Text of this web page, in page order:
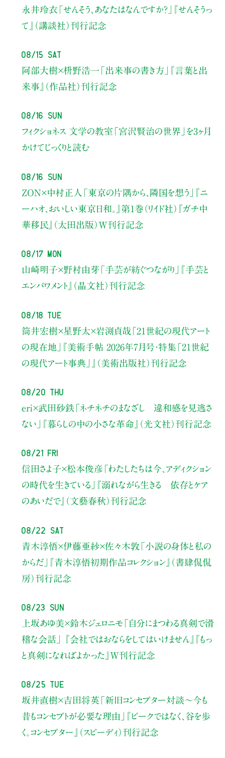
永井玲衣 「せんそう、あなたはなんですか？」
『せんそうっ
て』（講談社）刊行記念
08/15 Sat
阿部大樹×枡野浩一 「出来事の書き方」
『言葉と出
来事』（作品社）刊行記念
08/16 Sun
フィクショネス 文学の教室 「宮沢賢治の世界」を3ヶ月
かけてじっくりと読む
08/16 Sun
ZON×中村正人 「東京の片隅から、隣国を想う」
『ニ
ーハオ、おいしい東京日和。』第1巻（リイド社） 『ガチ中
華移民』（太田出版）W刊行記念
08/17 Mon
山崎明子×野村由芽 「手芸が紡ぐつながり」
『手芸と
エンパワメント』（晶文社）刊行記念
08/18 Tue
筒井宏樹×星野太×岩渕貞哉 「21世紀の現代アート
の現在地」
『美術手帖 2026年7月号・特集「21世紀
の現代アート事典」』（美術出版社）刊行記念
08/20 Thu
eri×武田砂鉄「ネチネチのまなざし 違和感を見逃さ
ない」
『暮らしの中の小さな革命』（光文社）刊行記念
08/21 Fri
信田さよ子×松本俊彦 「わたしたちは今、アディクション
の時代を生きている」
『溺れながら生きる 依存とケア
のあいだで』（文藝春秋）刊行記念
08/22 Sat
青木淳悟×伊藤亜紗×佐々木敦 「小説の身体と私の
からだ」
『青木淳悟初期作品コレクション』（書肆侃侃
房）刊行記念
08/23 Sun
上坂あゆ美×鈴木ジェロニモ 「自分にまつわる真剣で滑
稽な会話」
『会社ではおならをしてはいけません』『もっ
と真剣になればよかった』W刊行記念
08/25 Tue
坂井直樹×吉田将英「新旧コンセプター対談～今も
昔もコンセプトが必要な理由」
『ピークではなく、谷を歩
く。コンセプター』（スピーディ）刊行記念